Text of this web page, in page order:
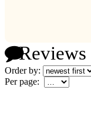
Reviews
Order by:
Per page: